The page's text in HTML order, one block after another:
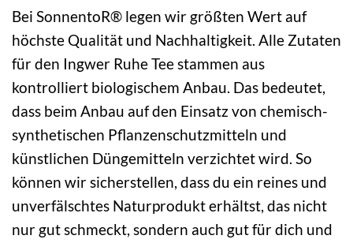
Bei SonnentoR® legen wir größten Wert auf
höchste Qualität und Nachhaltigkeit. Alle Zutaten
für den Ingwer Ruhe Tee stammen aus
kontrolliert biologischem Anbau. Das bedeutet,
dass beim Anbau auf den Einsatz von chemisch-
synthetischen Pflanzenschutzmitteln und
künstlichen Düngemitteln verzichtet wird. So
können wir sicherstellen, dass du ein reines und
unverfälschtes Naturprodukt erhältst, das nicht
nur gut schmeckt, sondern auch gut für dich und